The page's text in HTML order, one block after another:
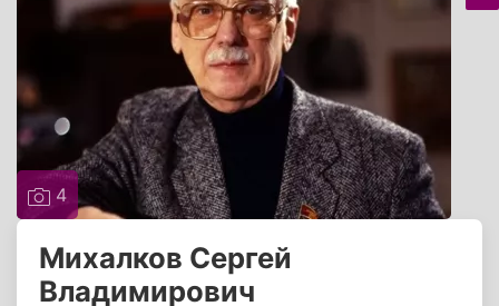
4
Михалков Сергей
Владимирович